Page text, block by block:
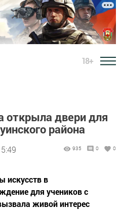
18+
открыла двери для
района
935 0 0
искусств в
для учеников с
живой интерес